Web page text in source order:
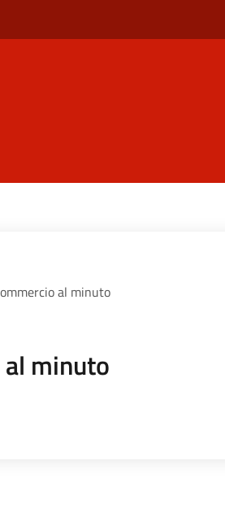
al minuto
minuto